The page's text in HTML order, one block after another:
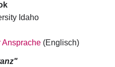
Idaho
Ansprache(Englisch)
"